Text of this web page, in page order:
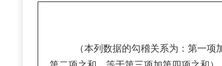
（本列数据的勾稽关系为：第一项